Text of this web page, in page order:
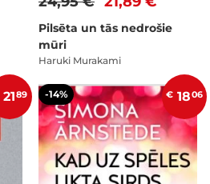
Pilsēta un tās nedrošie
mūri
Haruki Murakami
2189 -14% € 1806